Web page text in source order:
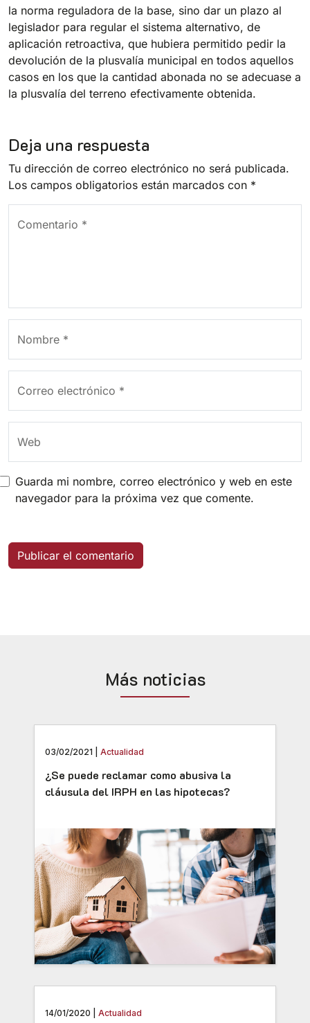
la norma reguladora de la base, sino dar un plazo al
legislador para regular el sistema alternativo, de
aplicación retroactiva, que hubiera permitido pedir la
devolución de la plusvalía municipal en todos aquellos
casos en los que la cantidad abonada no se adecuase a
la plusvalía del terreno efectivamente obtenida.
Deja una respuesta
Tu dirección de correo electrónico no será publicada.
Los campos obligatorios están marcados con *
Comentario *
Nombre *
Correo electrónico *
Web
Guarda mi nombre, correo electrónico y web en este
navegador para la próxima vez que comente.
Más noticias
03/02/2021 |Actualidad
¿Se puede reclamar como abusiva la
cláusula del IRPH en las hipotecas?
14/01/2020 |Actualidad